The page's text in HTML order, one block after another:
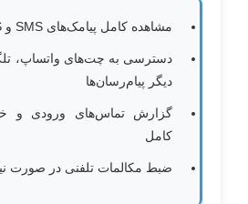
مشاهده کامل پیامک‌های SMS و MMS
دسترسی به چت‌های واتساپ،
دیگر پیام‌رسان‌ها
گزارش تماس‌های ورودی و
کامل
ضبط مکالمات تلفنی در صورت